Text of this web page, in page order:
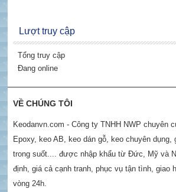
Lượt truy cập
Tổng truy cập
Đang online
VỀ CHÚNG TÔI
Keodanvn.com - Công ty TNHH NWP chuyên
Epoxy, keo AB, keo dán gỗ, keo chuyên dụng,
trong suốt.... được nhập khẩu từ Đức, Mỹ và
định, giá cả cạnh tranh, phục vụ tận tình, giao
vòng 24h.